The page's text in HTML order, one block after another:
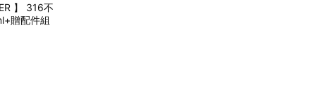
】 316不
贈配件組